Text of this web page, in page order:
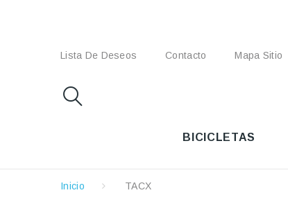
Lista De Deseos Contacto Mapa Sitio
BICICLETAS
Inicio TACX